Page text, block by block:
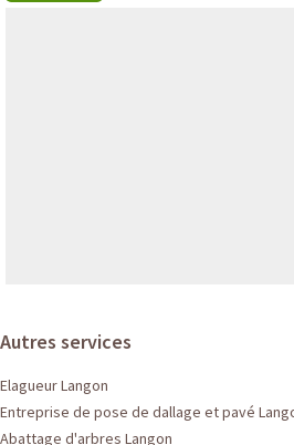
Autres services
Elagueur Langon
Entreprise de pose de dallage et pavé
Abattage d'arbres Langon